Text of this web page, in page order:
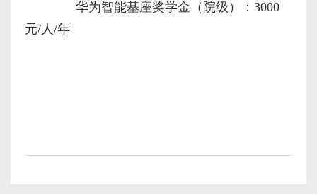
华为智能基座奖学金（院级）： 3000
元/ 人 /年